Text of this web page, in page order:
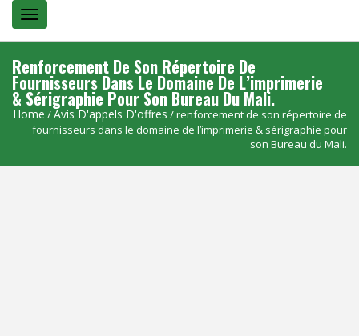
Menu
Renforcement De Son Répertoire De
Fournisseurs Dans Le Domaine De L’imprimerie
& Sérigraphie Pour Son Bureau Du Mali.
Home /Avis D'appels D'offres / renforcement de son répertoire de
fournisseurs dans le domaine de l’imprimerie & sérigraphie pour
son Bureau du Mali.